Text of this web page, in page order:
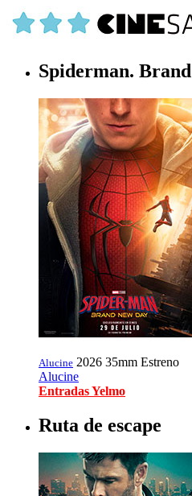
Spiderman.
Alucine 2026 35mm Estreno
Alucine
Entradas Yelmo
Ruta de escape